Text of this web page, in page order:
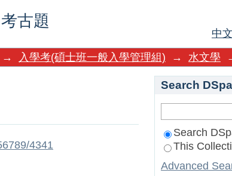
考古題
中
→ 入學考(碩士班一般入學管理組) → 水文學
4341
Search
Search
This
Advanced